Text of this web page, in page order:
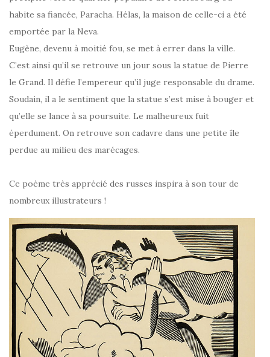
habite sa fiancée, Paracha. Hélas, la maison de celle-ci a été
emportée par la Neva.
Eugène, devenu à moitié fou, se met à errer dans la ville.
C’est ainsi qu’il se retrouve un jour sous la statue de Pierre
le Grand. Il défie l’empereur qu’il juge responsable du drame.
Soudain, il a le sentiment que la statue s’est mise à bouger et
qu’elle se lance à sa poursuite. Le malheureux fuit
éperdument. On retrouve son cadavre dans une petite île
perdue au milieu des marécages.
Ce poème très apprécié des russes inspira à son tour de
nombreux illustrateurs !